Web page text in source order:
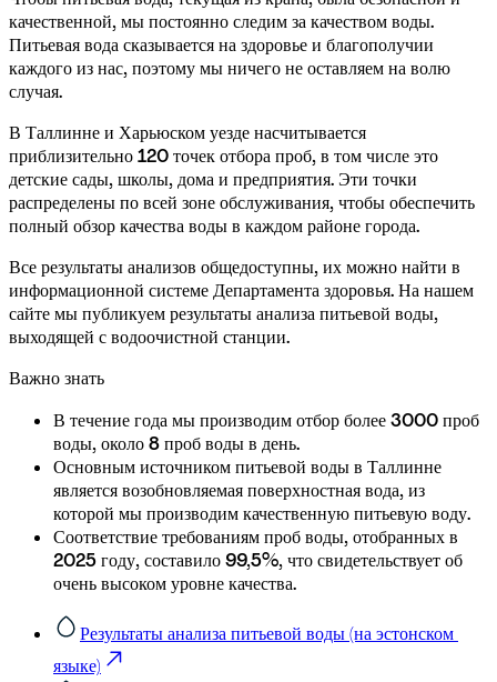
качественной, мы постоянно следим за качеством воды.
Питьевая вода сказывается на здоровье и благополучии
каждого из нас, поэтому мы ничего не оставляем на волю
случая.
В Таллинне и Харьюском уезде насчитывается
приблизительно 120 точек отбора проб, в том числе это
детские сады, школы, дома и предприятия. Эти точки
распределены по всей зоне обслуживания, чтобы обеспечить
полный обзор качества воды в каждом районе города.
Все результаты анализов общедоступны, их можно найти в
информационной системе Департамента здоровья. На нашем
сайте мы публикуем результаты анализа питьевой воды,
выходящей с водоочистной станции.
Важно знать
В течение года мы производим отбор более 3000 проб
воды, около 8 проб воды в день.
Основным источником питьевой воды в Таллинне
является возобновляемая поверхностная вода, из
которой мы производим качественную питьевую воду.
Соответствие требованиям проб воды, отобранных в
2025 году, составило 99,5%, что свидетельствует об
очень высоком уровне качества.
Результаты анализа питьевой воды (на эстонском
языке)